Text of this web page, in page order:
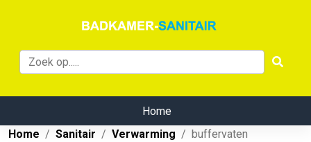
Home
Home
Sanitair Verwarming buffervaten